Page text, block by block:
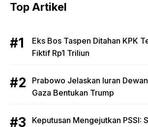
Top Artikel
Eks Bos Taspen Ditahan KPK
Fiktif Rp1 Triliun
Prabowo Jelaskan Iuran
Gaza Bentukan Trump
Keputusan Mengejutkan PSSI: